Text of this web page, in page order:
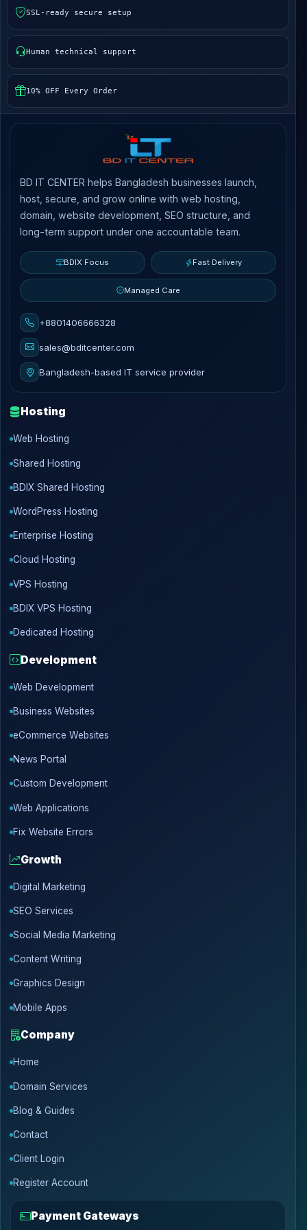
SSL-ready secure setup
Human technical support
10% OFF Every Order
BD IT CENTER helps Bangladesh businesses launch,
host, secure, and grow online with web hosting,
domain, website development, SEO structure, and
long-term support under one accountable team.
BDIX Focus Fast Delivery
Managed Care
+8801406666328
sales@bditcenter.com
Bangladesh-based IT service provider
Hosting
Web Hosting
Shared Hosting
BDIX Shared Hosting
WordPress Hosting
Enterprise Hosting
Cloud Hosting
VPS Hosting
BDIX VPS Hosting
Dedicated Hosting
Development
Web Development
Business Websites
eCommerce Websites
News Portal
Custom Development
Web Applications
Fix Website Errors
Growth
Digital Marketing
SEO Services
Social Media Marketing
Content Writing
Graphics Design
Mobile Apps
Company
Home
Domain Services
Blog & Guides
Contact
Client Login
Register Account
Payment Gateways